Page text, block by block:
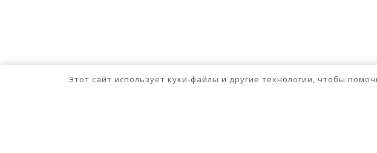
Этот сайт использует куки-файлы и другие технологии, чтобы